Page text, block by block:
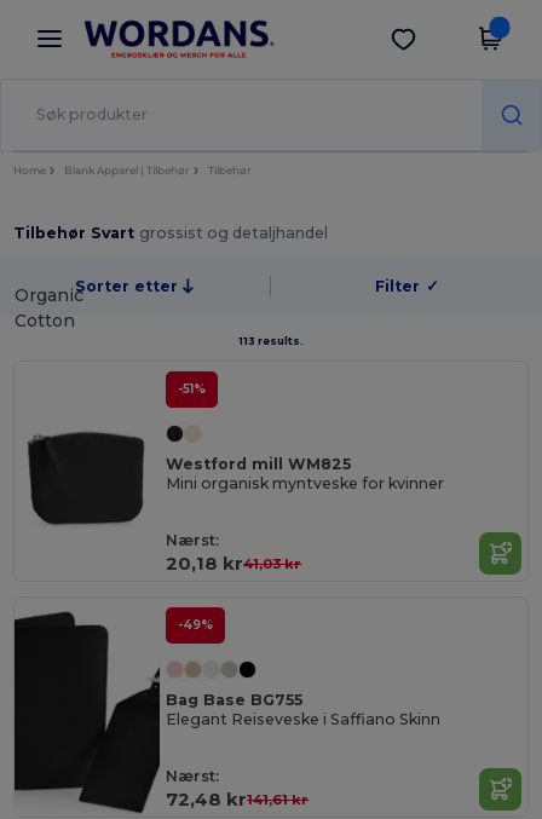
× Wordans-app
Bedre priser i appen!
Last ned app
Home Blank Apparel | Tilbehør Tilbehør
Tilbehør Svart grossist og detaljhandel
Sorter etter Filter ✓
113 results.
Organic
Cotton
-51%
Westford mill WM825
Mini organisk myntveske for kvinner
Nærst:
20,18 kr41,03 kr
-49%
Bag Base BG755
Elegant Reiseveske i Saffiano Skinn
Nærst:
72,48 kr141,61 kr